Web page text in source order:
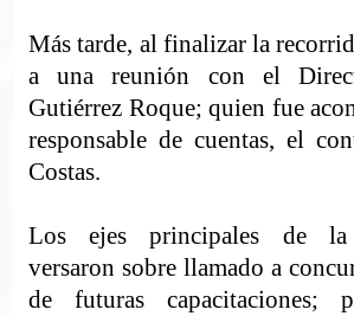
Más tarde, al finalizar la
a una reunión con el
Gutiérrez Roque; quien fue
responsable de cuentas, el
Costas.
Los ejes principales de la
versaron sobre llamado a
de futuras capacitaciones;